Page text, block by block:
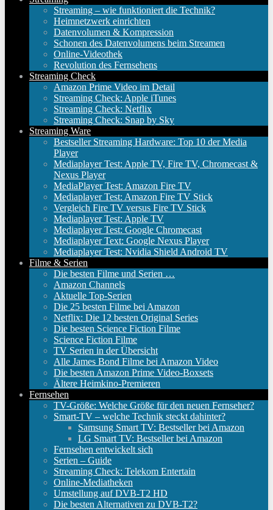
Streaming – wie funktioniert die Technik?
Heimnetzwerk einrichten
Datenvolumen & Kompression
Schonen des Datenvolumens beim Streamen
Online-Videothek
Revolution des Fernsehens
Streaming Check
Amazon Prime Video im Detail
Streaming Check: Apple iTunes
Streaming Check: Netflix
Streaming Check: Snap by Sky
Streaming Ware
Bestseller Streaming Hardware: Top 10 der Media
Player
Mediaplayer Test: Apple TV, Fire TV, Chromecast &
Nexus Player
MediaPlayer Test: Amazon Fire TV
Mediaplayer Test: Amazon Fire TV Stick
Vergleich Fire TV versus Fire TV Stick
Mediaplayer Test: Apple TV
Mediaplayer Test: Google Chromecast
Mediaplayer Text: Google Nexus Player
Mediaplayer Test: Nvidia Shield Android TV
Filme & Serien
Die besten Filme und Serien …
Amazon Channels
Aktuelle Top-Serien
Die 25 besten Filme bei Amazon
Netflix: Die 12 besten Original Series
Die besten Science Fiction Filme
Science Fiction Filme
TV Serien in der Übersicht
Alle James Bond Filme bei Amazon Video
Die besten Amazon Prime Video-Boxsets
Ältere Heimkino-Premieren
Fernsehen
TV-Größe: Welche Größe für den neuen Fernseher?
Smart-TV – welche Technik steckt dahinter?
Samsung Smart TV: Bestseller bei Amazon
LG Smart TV: Bestseller bei Amazon
Fernsehen entwickelt sich
Serien – Guide
Streaming Check: Telekom Entertain
Online-Mediatheken
Umstellung auf DVB-T2 HD
Die besten Alternativen zu DVB-T2?